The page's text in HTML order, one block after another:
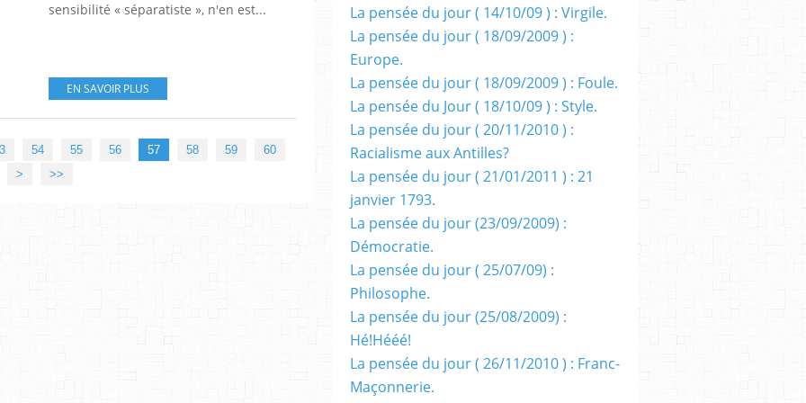
sensibilité « séparatiste », n'en est...
EN SAVOIR PLUS
54 55 56 57 58 59 60
>
>>
La pensée du jour ( 14/10/09 ) : Virgile.
La pensée du jour ( 18/09/2009 ) :
Europe.
La pensée du jour ( 18/09/2009 ) : Foule.
La pensée du Jour ( 18/10/09 ) : Style.
La pensée du jour ( 20/11/2010 ) :
Racialisme aux Antilles?
La pensée du jour ( 21/01/2011 ) : 21
janvier 1793.
La pensée du jour (23/09/2009) :
Démocratie.
La pensée du jour ( 25/07/09) :
Philosophe.
La pensée du jour (25/08/2009) :
Hé!Hééé!
La pensée du jour ( 26/11/2010 ) : Franc-
Maçonnerie.